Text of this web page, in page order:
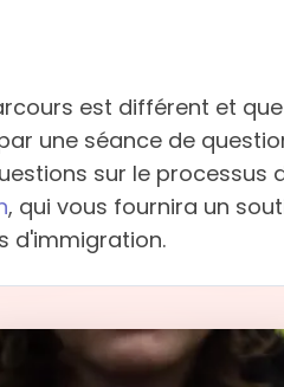
est différent et
une séance de
sur le processus
, qui vous fournira un
d'immigration.